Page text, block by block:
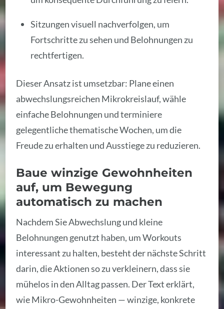
Sitzungen visuell nachverfolgen, um
Fortschritte zu sehen und Belohnungen zu
rechtfertigen.
Dieser Ansatz ist umsetzbar: Plane einen
abwechslungsreichen Mikrokreislauf, wähle
einfache Belohnungen und terminiere
gelegentliche thematische Wochen, um die
Freude zu erhalten und Ausstiege zu reduzieren.
Baue winzige Gewohnheiten
auf, um Bewegung
automatisch zu machen
Nachdem Sie Abwechslung und kleine
Belohnungen genutzt haben, um Workouts
interessant zu halten, besteht der nächste Schritt
darin, die Aktionen so zu verkleinern, dass sie
mühelos in den Alltag passen. Der Text erklärt,
wie Mikro-Gewohnheiten — winzige, konkrete